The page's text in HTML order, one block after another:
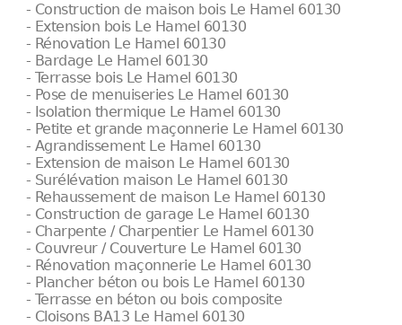
- Construction de maison bois Le Hamel 60130
- Extension bois Le Hamel 60130
- Rénovation Le Hamel 60130
- Bardage Le Hamel 60130
- Terrasse bois Le Hamel 60130
- Pose de menuiseries Le Hamel 60130
- Isolation thermique Le Hamel 60130
- Petite et grande maçonnerie Le Hamel 60130
- Agrandissement Le Hamel 60130
- Extension de maison Le Hamel 60130
- Surélévation maison Le Hamel 60130
- Rehaussement de maison Le Hamel 60130
- Construction de garage Le Hamel 60130
- Charpente / Charpentier Le Hamel 60130
- Couvreur / Couverture Le Hamel 60130
- Rénovation maçonnerie Le Hamel 60130
- Plancher béton ou bois Le Hamel 60130
- Terrasse en béton ou bois composite
- Cloisons BA13 Le Hamel 60130